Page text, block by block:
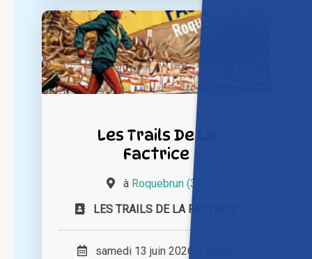
Les Trails De La
Factrice
à Roquebrun (34)
LES TRAILS DE LA FACTRICE
samedi 13 juin 2026 à 05h00